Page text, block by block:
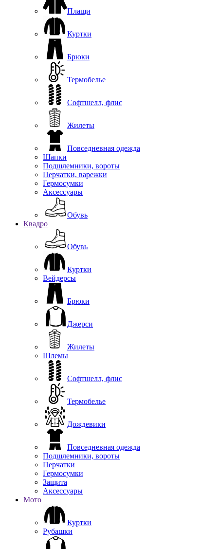
Плащи
Куртки
Брюки
Термобелье
Софтшелл, флис
Жилеты
Повседневная одежда
Шапки
Подшлемники, вороты
Перчатки, варежки
Гермосумки
Аксессуары
Обувь
Квадро
Обувь
Куртки
Вейдерсы
Брюки
Джерси
Жилеты
Шлемы
Софтшелл, флис
Термобелье
Дождевики
Повседневная одежда
Подшлемники, вороты
Перчатки
Гермосумки
Защита
Аксессуары
Мото
Куртки
Рубашки